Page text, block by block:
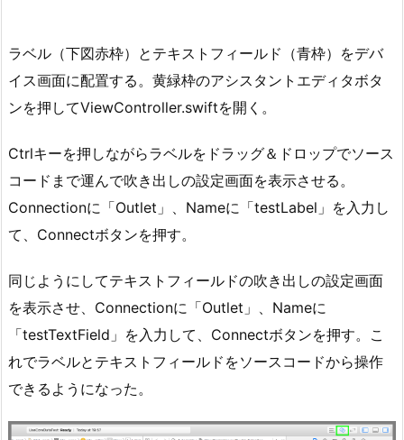
ラベル（下図赤枠）とテキストフィールド（青枠）をデバ
イス画面に配置する。黄緑枠のアシスタントエディタボタ
ンを押してViewController.swiftを開く。
Ctrlキーを押しながらラベルをドラッグ＆ドロップでソース
コードまで運んで吹き出しの設定画面を表示させる。
Connectionに「Outlet」、Nameに「testLabel」を入力し
て、Connectボタンを押す。
同じようにしてテキストフィールドの吹き出しの設定画面
を表示させ、Connectionに「Outlet」、Nameに
「testTextField」を入力して、Connectボタンを押す。こ
れでラベルとテキストフィールドをソースコードから操作
できるようになった。